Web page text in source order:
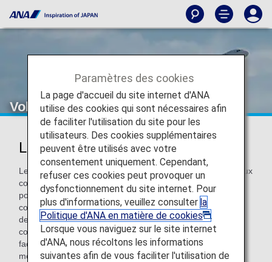
Vols en partage de code
Liste des vols en partage de code
Le partage de code est un accord de coopération entre deux
compagnies aériennes minimum et fait référence à un vol
portant un numéro de vol ANA (NH) opéré par une
compagnie aérienne partenaire. ANA augmente le nombre
de ses vols en partage de code en s'associant à des
compagnies aériennes de différents pays. Ce partenariat
facilite les correspondances entre différentes villes du
monde. Pour les vols en partage de code, le nom de la
Paramètres des cookies
La page d'accueil du site internet d'ANA
utilise des cookies qui sont nécessaires afin
de faciliter l'utilisation du site pour les
utilisateurs. Des cookies supplémentaires
peuvent être utilisés avec votre
consentement uniquement. Cependant,
refuser ces cookies peut provoquer un
dysfonctionnement du site internet. Pour
plus d'informations, veuillez consulter la
Politique d'ANA en matière de cookies
.
Lorsque vous naviguez sur le site internet
d'ANA, nous récoltons les informations
suivantes afin de vous faciliter l'utilisation de